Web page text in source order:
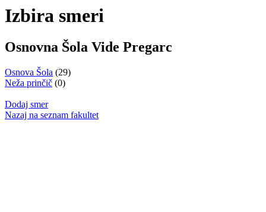
Izbira smeri
Osnovna Šola Vide Pregarc
Osnova Šola (29)
Neža prinčič (0)
Dodaj smer
Nazaj na seznam fakultet